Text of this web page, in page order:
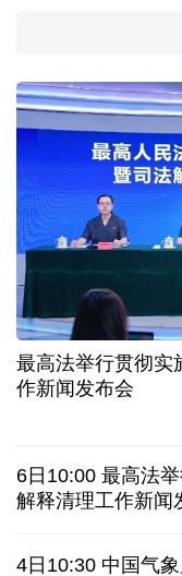
从中国空调热销欧
非必要不乱花 医
"校园贷"换上"新
2026暑期档票房
生猪养殖户有了
手机APP广告"乱
西班牙对意“报复”
俄国防部:拦截285
最高法举行贯彻实
作新闻发布会
6日10:00 最高法
解释清理工作新闻
4日10:30 中国气